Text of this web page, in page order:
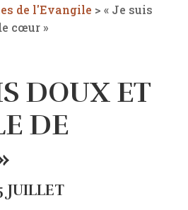
de l'Evangile > « Je suis
cœur »
DOUX ET
DE
JUILLET